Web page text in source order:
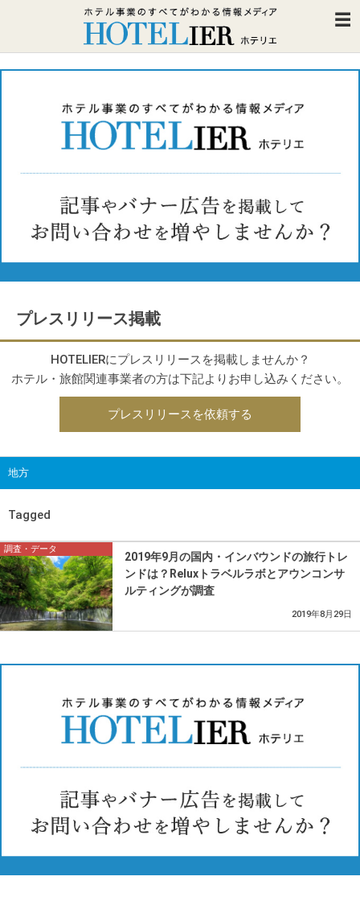
プレスリリース掲載
HOTELIERにプレスリリースを掲載しませんか？
ホテル・旅館関連事業者の方は下記よりお申し込みください。
プレスリリースを依頼する
地方
Tagged
調査・データ
2019年9月の国内・インバウンドの旅行トレ
ンドは？Reluxトラベルラボとアウンコンサ
ルティングが調査
2019年8月29日